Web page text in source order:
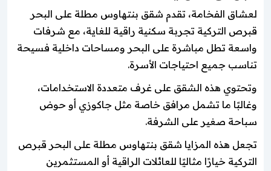
لعشاق الفخامة، تقدم شقق بنتهاوس مطلة على البحر
قبرص التركية تجربة سكنية راقية للغاية، مع شرفات
واسعة تطل مباشرة على البحر ومساحات داخلية فسيحة
تناسب جميع احتياجات الأسرة.
وتحتوي هذه الشقق على غرف متعددة الاستخدامات،
وغالبًا ما تشمل مرافق خاصة مثل جاكوزي أو حوض
سباحة صغير على الشرفة.
تجعل هذه المزايا شقق بنتهاوس مطلة على البحر قبرص
التركية خيارًا مثاليًا للعائلات الراقية أو المستثمرين